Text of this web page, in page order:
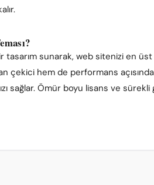
sunarak, web sitenizi en üst
çekici hem de performans
sağlar. Ömür boyu lisans ve